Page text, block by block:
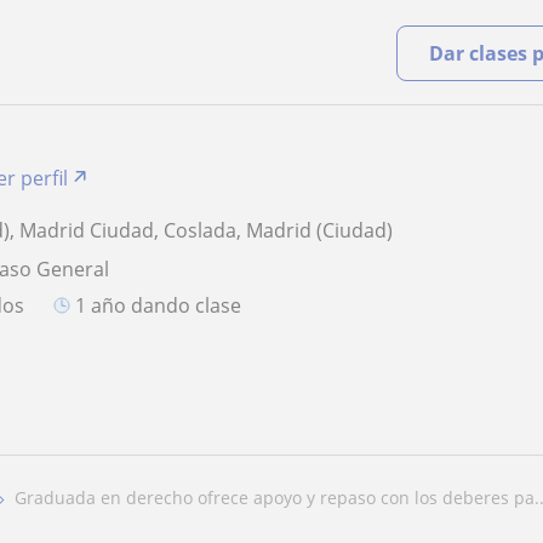
Dar clases
perfil
Madrid Ciudad, Coslada, Madrid (Ciudad)
General
1 año dando clase
graduada en derecho ofrece apoyo y repaso con los deberes